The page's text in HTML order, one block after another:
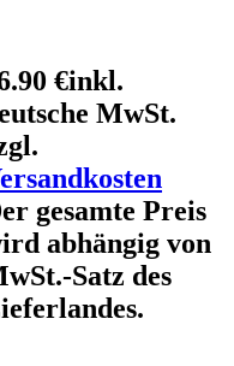
€inkl.
MwSt.
gesamte Preis
abhängig von
Satz des